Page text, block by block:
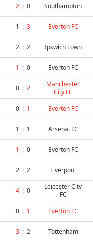
2 : 0 Southampton
1 : 3 Everton FC
2 : 2 Ipswich Town
1 : 0 Everton FC
0 : 2
Manchester
City FC
0 : 1 Everton FC
1 : 1 Arsenal FC
1 : 0 Everton FC
2 : 2 Liverpool
4 : 0
Leicester City
FC
0 : 1 Everton FC
3 : 2 Tottenham